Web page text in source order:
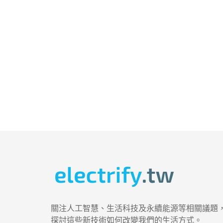
關注人工智慧、生活科技及永續能源等相關議題
探討這些新技術如何改變我們的生活方式。